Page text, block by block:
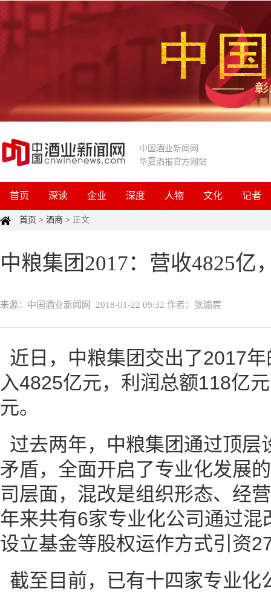
中国酒业新闻网
华夏酒报官方网站
首页 深读 企业 深度 人物 文化 记者
首页 > 酒商 > 正文
中粮集团2017：营收4825亿
来源：中国酒业新闻网 2018-01-22 09:32 作者：张瑜宸
近日，中粮集团交出了2017年
入4825亿元，利润总额118亿
元。
过去两年，中粮集团通过顶层
矛盾，全面开启了专业化发展
司层面，混改是组织形态、经
年来共有6家专业化公司通过
设立基金等股权运作方式引资
截至目前，已有十四家专业化